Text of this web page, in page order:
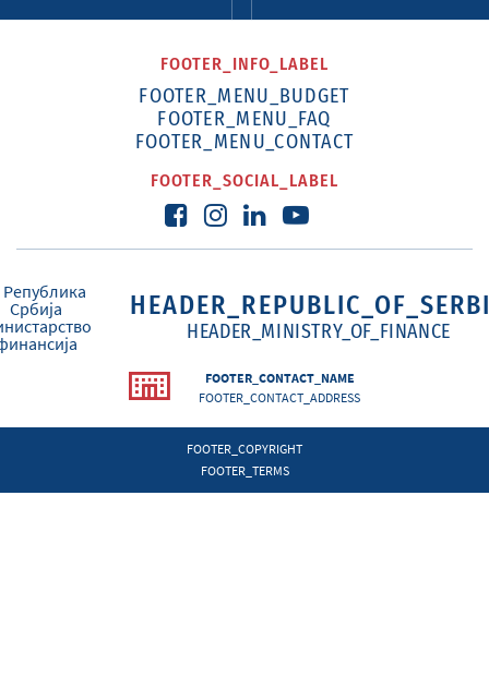
FOOTER_INFO_LABEL
FOOTER_MENU_BUDGET
FOOTER_MENU_FAQ
FOOTER_MENU_CONTACT
FOOTER_SOCIAL_LABEL
HEADER_MINISTRY_OF_FINANCE
FOOTER_CONTACT_NAME
FOOTER_CONTACT_ADDRESS
FOOTER_COPYRIGHT
FOOTER_TERMS